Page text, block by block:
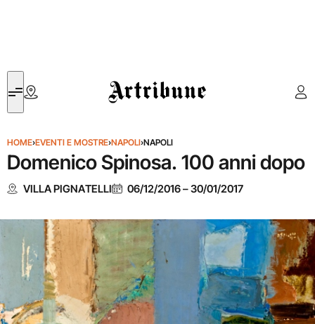
Artribune
HOME›EVENTI E MOSTRE›NAPOLI›NAPOLI
Domenico Spinosa. 100 anni dopo
VILLA PIGNATELLI 06/12/2016–30/01/2017